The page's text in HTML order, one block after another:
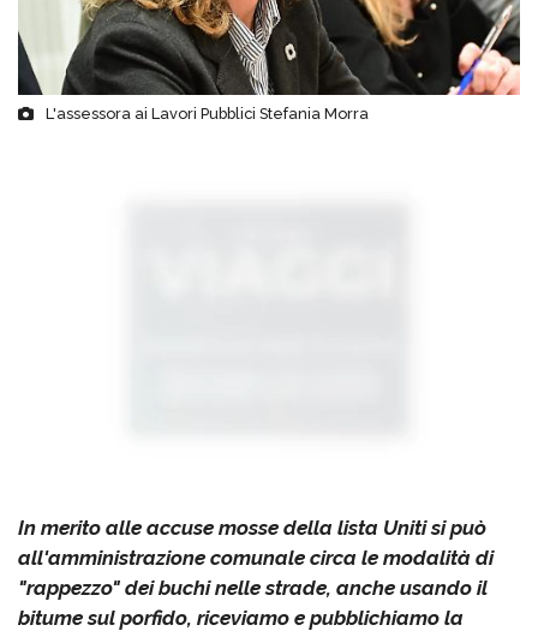
L'assessora ai Lavori Pubblici Stefania Morra
In merito alle accuse mosse della lista Uniti si può
all'amministrazione comunale circa le modalità di
"rappezzo" dei buchi nelle strade, anche usando il
bitume sul porfido, riceviamo e pubblichiamo la